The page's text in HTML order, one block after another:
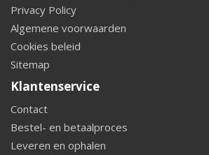
Privacy Policy
Algemene voorwaarden
Cookies beleid
Sitemap
Klantenservice
Contact
Bestel- en betaalproces
Leveren en ophalen